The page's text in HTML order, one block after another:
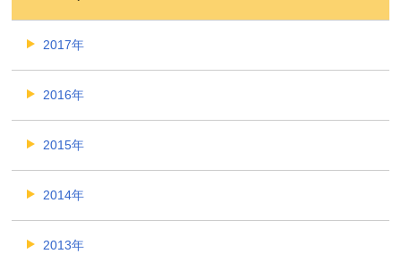
2017年
2016年
2015年
2014年
2013年